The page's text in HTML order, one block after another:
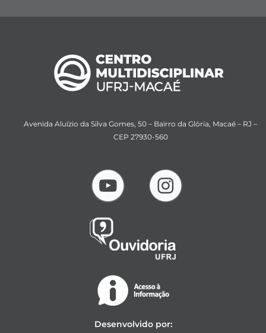
Avenida Aluízio da Silva Gomes, 50 – Bairro da Glória, Macaé – RJ –
CEP 27930-560
Desenvolvido por: